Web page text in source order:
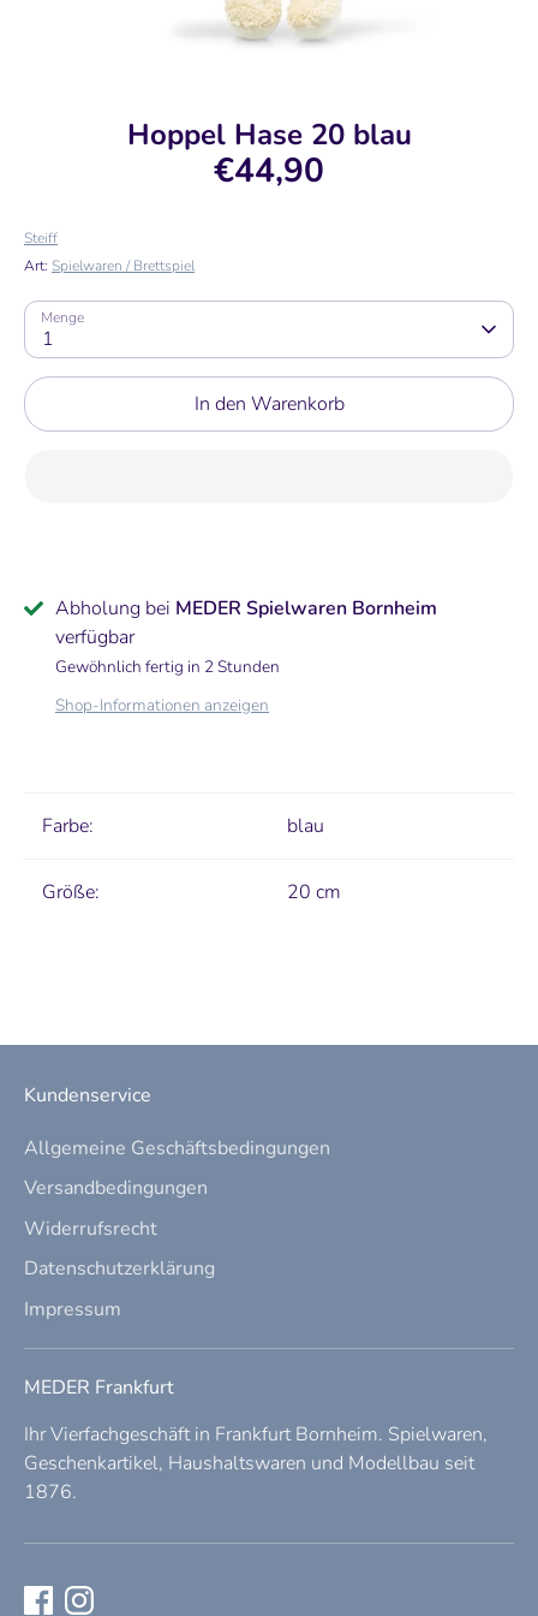
Hoppel Hase 20 blau
€44,90
Steiff
Art: Spielwaren / Brettspiel
Menge
1
In den Warenkorb
Abholung bei MEDER Spielwaren Bornheim
verfügbar
Gewöhnlich fertig in 2 Stunden
Shop-Informationen anzeigen
Farbe: blau
Größe: 20 cm
Kundenservice
Allgemeine Geschäftsbedingungen
Versandbedingungen
Widerrufsrecht
Datenschutzerklärung
Impressum
MEDER Frankfurt
Ihr Vierfachgeschäft in Frankfurt Bornheim. Spielwaren,
Geschenkartikel, Haushaltswaren und Modellbau seit
1876.